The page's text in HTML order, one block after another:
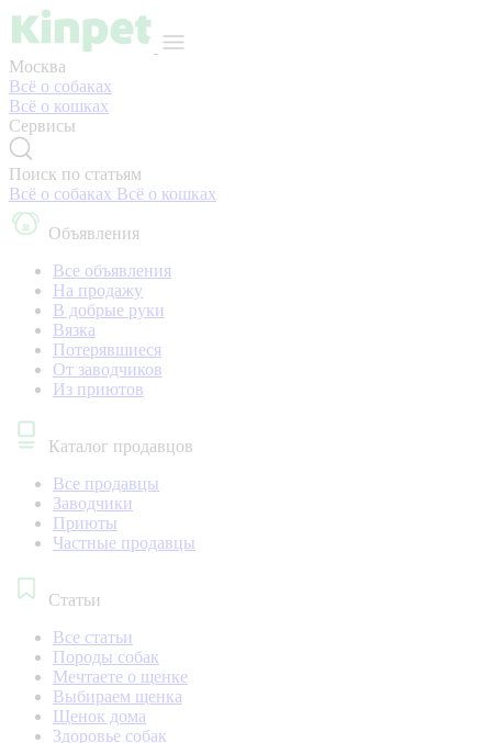
Москва
Всё о собаках
Всё о кошках
Сервисы
Поиск по статьям
Всё о собаках Всё о кошках
Объявления
Все объявления
На продажу
В добрые руки
Вязка
Потерявшиеся
От заводчиков
Из приютов
Каталог продавцов
Все продавцы
Заводчики
Приюты
Частные продавцы
Статьи
Все статьи
Породы собак
Мечтаете о щенке
Выбираем щенка
Щенок дома
Здоровье собак